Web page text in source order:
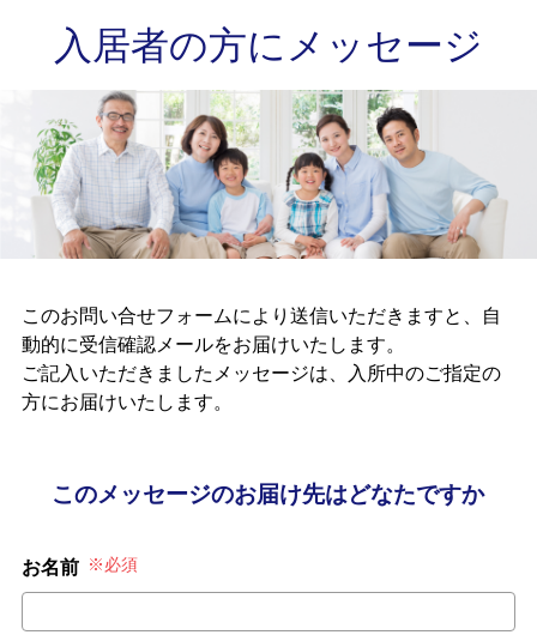
入居者の方にメッセージ
このお問い合せフォームにより送信いただきますと、自
動的に受信確認メールをお届けいたします。
ご記入いただきましたメッセージは、入所中のご指定の
方にお届けいたします。
このメッセージのお届け先はどなたですか
お名前 ※必須